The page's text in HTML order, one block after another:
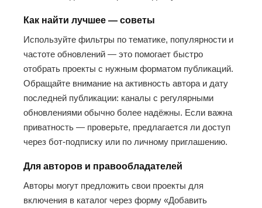
Как найти лучшее — советы
Используйте фильтры по тематике, популярности и
частоте обновлений — это помогает быстро
отобрать проекты с нужным форматом публикаций.
Обращайте внимание на активность автора и дату
последней публикации: каналы с регулярными
обновлениями обычно более надёжны. Если важна
приватность — проверьте, предлагается ли доступ
через бот-подписку или по личному приглашению.
Для авторов и правообладателей
Авторы могут предложить свои проекты для
включения в каталог через форму «Добавить